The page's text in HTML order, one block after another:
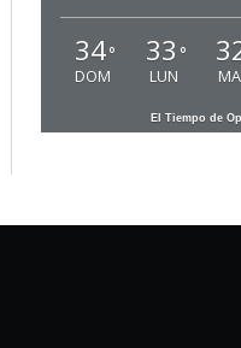
34°
DOM
33 °
LUN
El Tiempo de